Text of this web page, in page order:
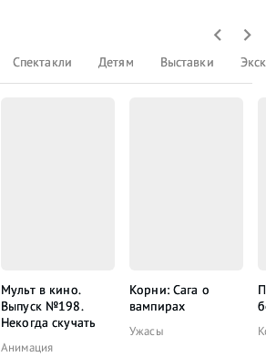
Спектакли Детям Выставки
Мульт в кино.
Выпуск №198.
Некогда скучать
Анимация
Корни: Сага о
вампирах
Ужасы